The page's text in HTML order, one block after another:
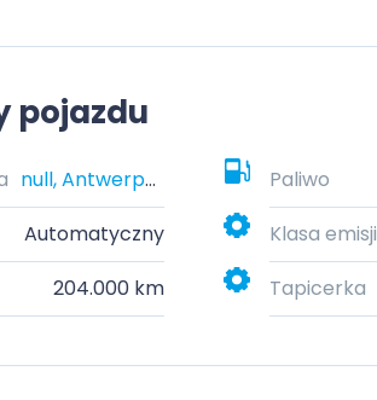
pojazdu
null, Antwerpen, België Paliwo
Automatyczny Klasa emisji
204.000 km Tapicerka